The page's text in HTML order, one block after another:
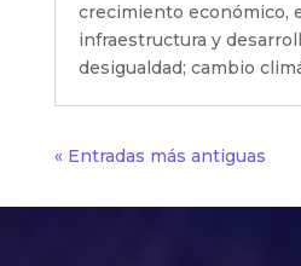
crecimiento económico,
infraestructura y
desigualdad; cambio
« Entradas más antiguas